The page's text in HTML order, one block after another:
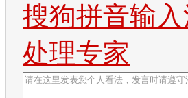
搜狗拼音输
处理专家